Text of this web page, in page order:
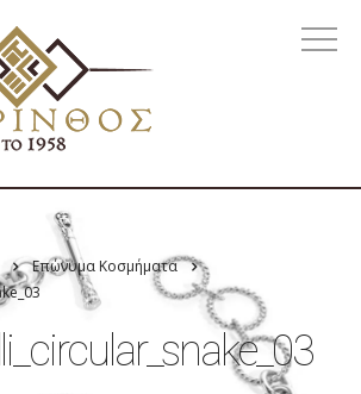
Επώνυμα Κοσμήματα